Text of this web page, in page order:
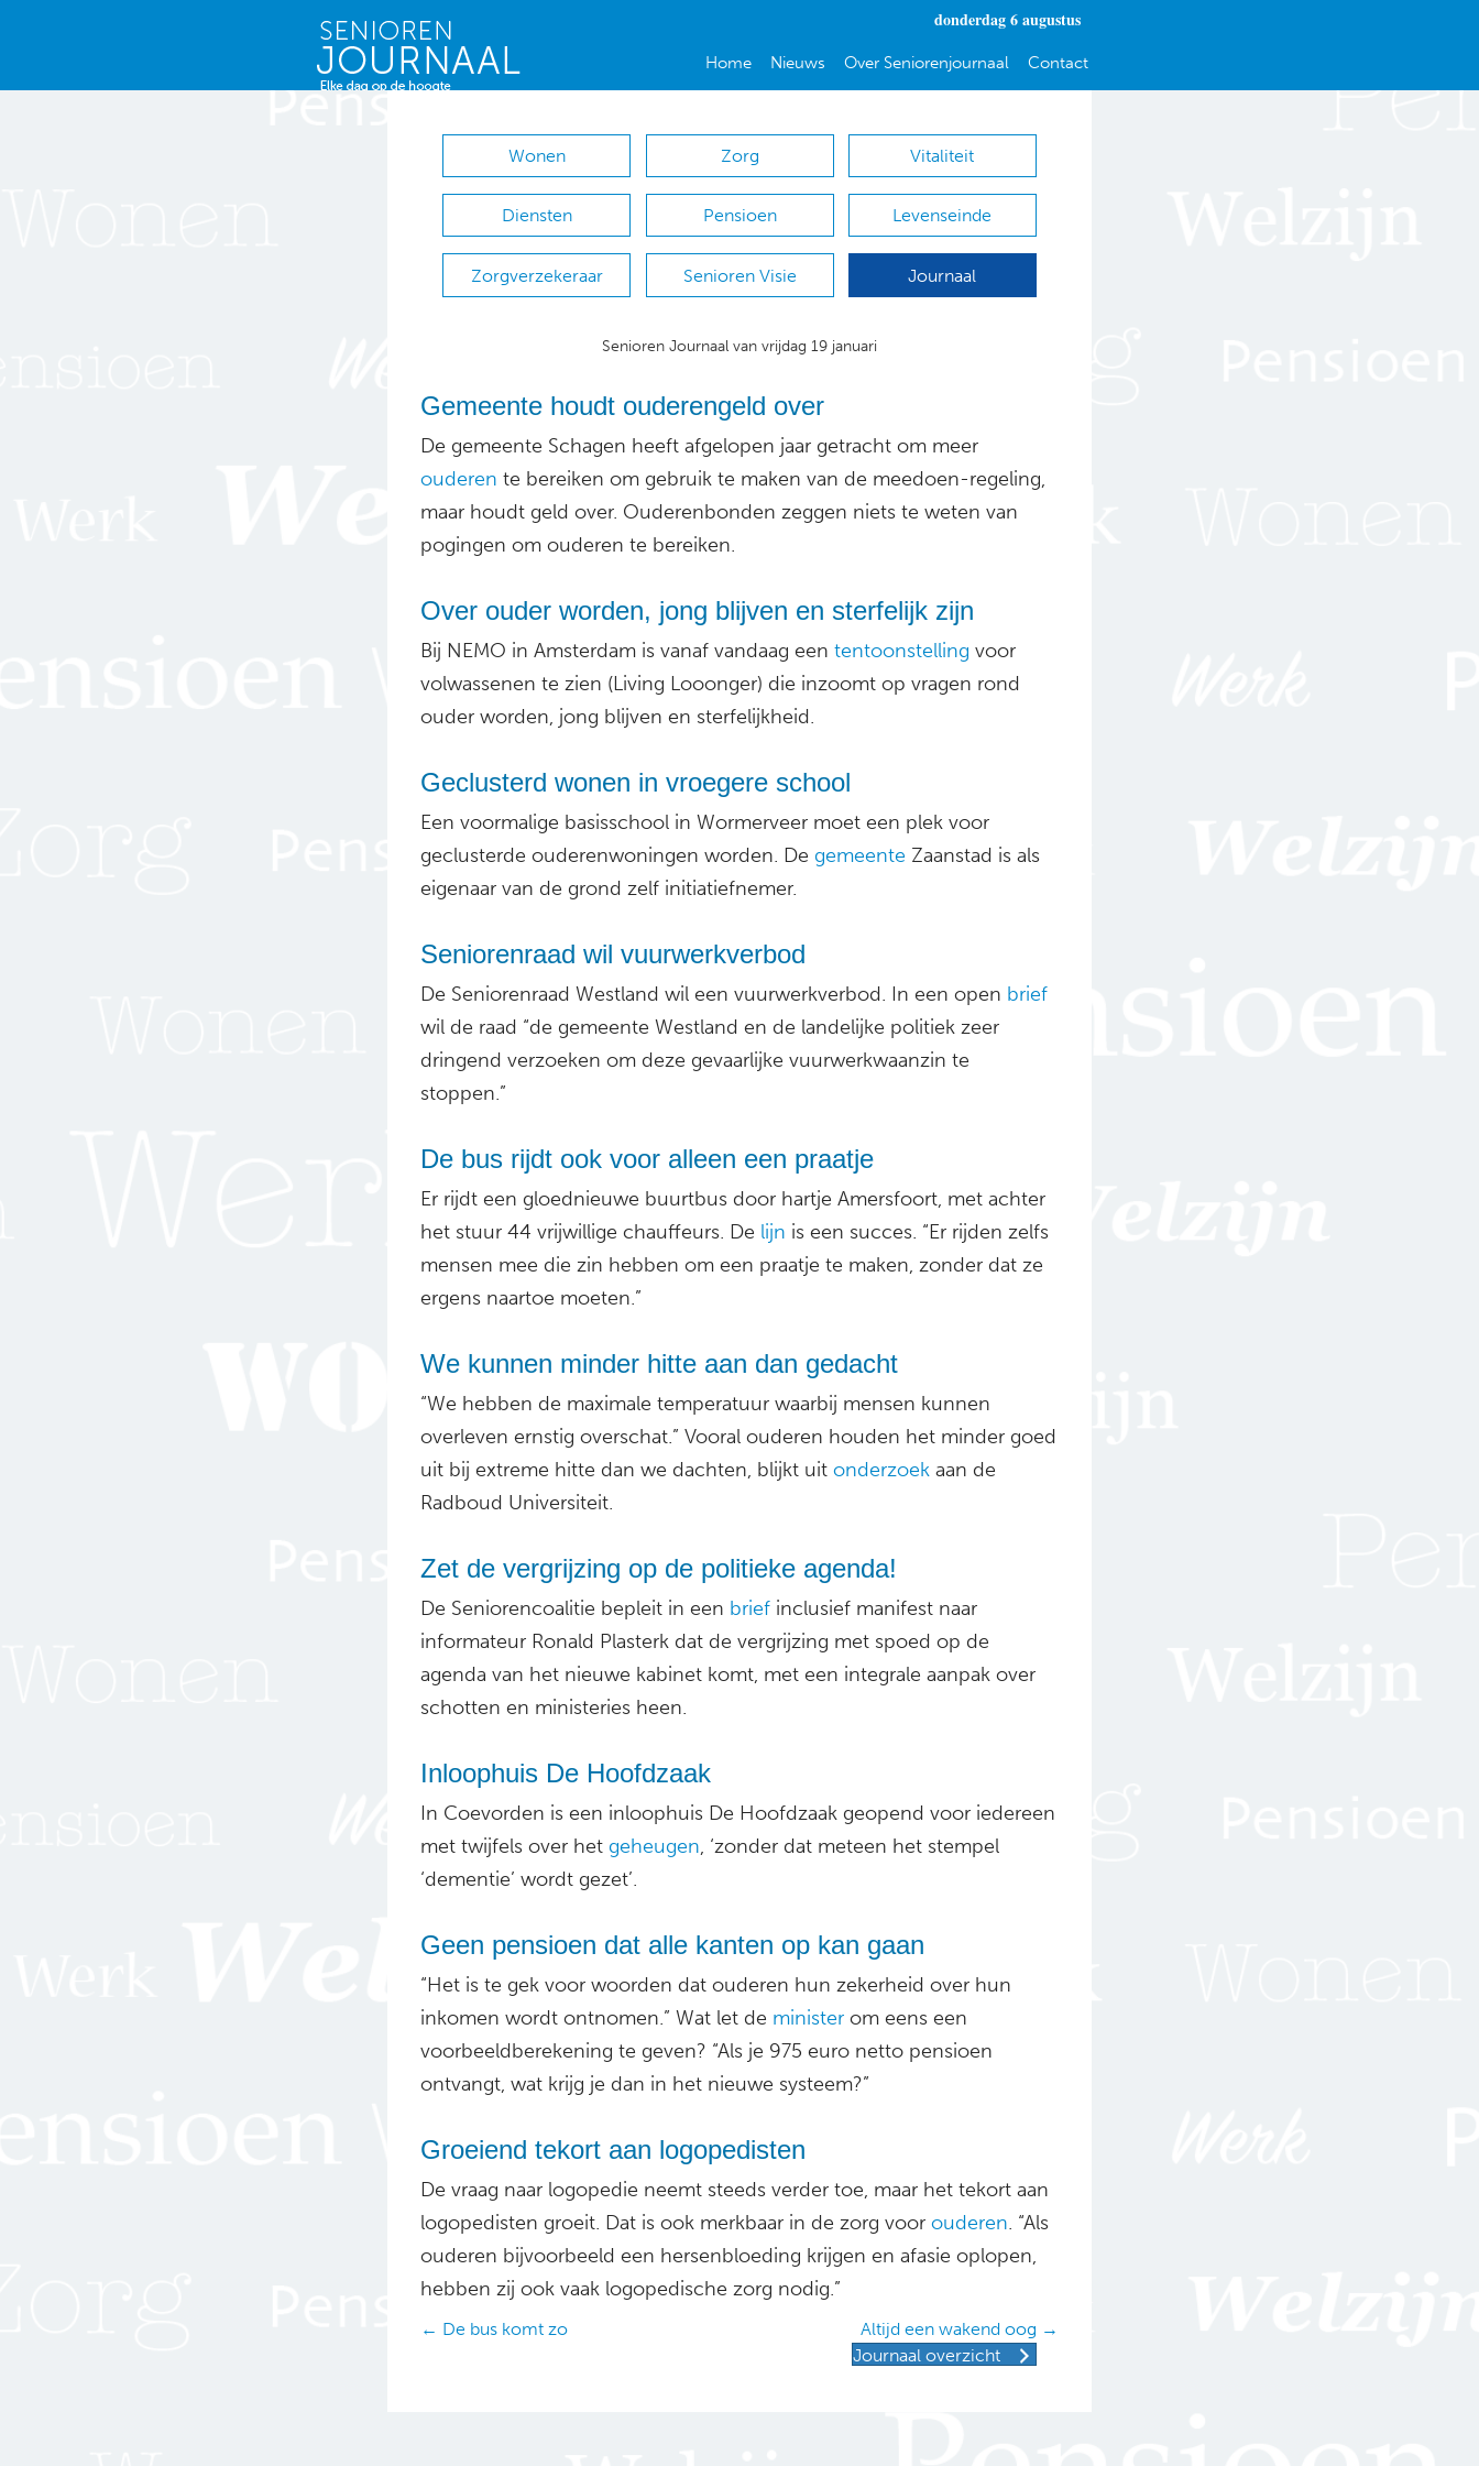
donderdag 6 augustus
Home Nieuws Over Seniorenjournaal Contact
Wonen Zorg Vitaliteit
Diensten Pensioen Levenseinde
Zorgverzekeraar Senioren Visie Journaal
Senioren Journaal van vrijdag 19 januari
Gemeente houdt ouderengeld over
De gemeente Schagen heeft afgelopen jaar getracht om meer
ouderen te bereiken om gebruik te maken van de meedoen-regeling,
maar houdt geld over. Ouderenbonden zeggen niets te weten van
pogingen om ouderen te bereiken.
Over ouder worden, jong blijven en sterfelijk zijn
Bij NEMO in Amsterdam is vanaf vandaag een tentoonstelling voor
volwassenen te zien (Living Looonger) die inzoomt op vragen rond
ouder worden, jong blijven en sterfelijkheid.
Geclusterd wonen in vroegere school
Een voormalige basisschool in Wormerveer moet een plek voor
geclusterde ouderenwoningen worden. De gemeente Zaanstad is als
eigenaar van de grond zelf initiatiefnemer.
Seniorenraad wil vuurwerkverbod
De Seniorenraad Westland wil een vuurwerkverbod. In een open brief
wil de raad “de gemeente Westland en de landelijke politiek zeer
dringend verzoeken om deze gevaarlijke vuurwerkwaanzin te
stoppen.”
De bus rijdt ook voor alleen een praatje
Er rijdt een gloednieuwe buurtbus door hartje Amersfoort, met achter
het stuur 44 vrijwillige chauffeurs. De lijn is een succes. “Er rijden zelfs
mensen mee die zin hebben om een praatje te maken, zonder dat ze
ergens naartoe moeten.”
We kunnen minder hitte aan dan gedacht
“We hebben de maximale temperatuur waarbij mensen kunnen
overleven ernstig overschat.” Vooral ouderen houden het minder goed
uit bij extreme hitte dan we dachten, blijkt uit onderzoek aan de
Radboud Universiteit.
Zet de vergrijzing op de politieke agenda!
De Seniorencoalitie bepleit in een brief inclusief manifest naar
informateur Ronald Plasterk dat de vergrijzing met spoed op de
agenda van het nieuwe kabinet komt, met een integrale aanpak over
schotten en ministeries heen.
Inloophuis De Hoofdzaak
In Coevorden is een inloophuis De Hoofdzaak geopend voor iedereen
met twijfels over het geheugen, ‘zonder dat meteen het stempel
‘dementie’ wordt gezet’.
Geen pensioen dat alle kanten op kan gaan
“Het is te gek voor woorden dat ouderen hun zekerheid over hun
inkomen wordt ontnomen.” Wat let de minister om eens een
voorbeeld­berekening te geven? “Als je 975 euro netto pensioen
ontvangt, wat krijg je dan in het nieuwe systeem?”
Groeiend tekort aan logopedisten
De vraag naar logopedie neemt steeds verder toe, maar het tekort aan
logopedisten groeit. Dat is ook merkbaar in de zorg voor ouderen. “Als
ouderen bijvoorbeeld een hersenbloeding krijgen en afasie oplopen,
hebben zij ook vaak logopedische zorg nodig.”
Posts
← De bus komt zo
Altijd een wakend oog →
Journaal overzicht